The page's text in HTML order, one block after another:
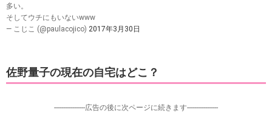
多い。
そしてウチにもいないwww
— こじこ (@paulacojico) 2017年3月30日
佐野量子の現在の自宅はどこ？
-----------------広告の後に次ページに続きます-----------------